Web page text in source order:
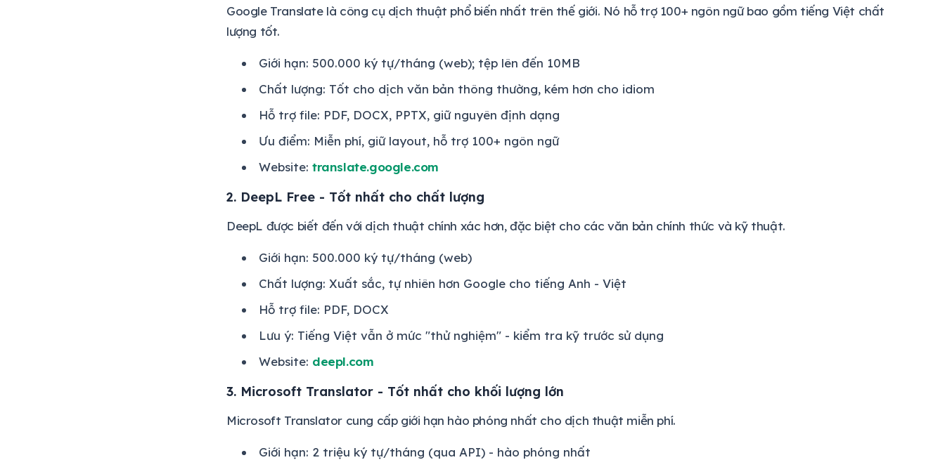
Google Translate là công cụ dịch thuật phổ biến nhất trên thế giới. Nó hỗ trợ 100+ ngôn ngữ bao gồm tiếng Việt chất
lượng tốt.
Giới hạn: 500.000 ký tự/tháng (web); tệp lên đến 10MB
Chất lượng: Tốt cho dịch văn bản thông thường, kém hơn cho idiom
Hỗ trợ file: PDF, DOCX, PPTX, giữ nguyên định dạng
Ưu điểm: Miễn phí, giữ layout, hỗ trợ 100+ ngôn ngữ
Website: translate.google.com
2. DeepL Free - Tốt nhất cho chất lượng
DeepL được biết đến với dịch thuật chính xác hơn, đặc biệt cho các văn bản chính thức và kỹ thuật.
Giới hạn: 500.000 ký tự/tháng (web)
Chất lượng: Xuất sắc, tự nhiên hơn Google cho tiếng Anh - Việt
Hỗ trợ file: PDF, DOCX
Lưu ý: Tiếng Việt vẫn ở mức "thử nghiệm" - kiểm tra kỹ trước sử dụng
Website: deepl.com
3. Microsoft Translator - Tốt nhất cho khối lượng lớn
Microsoft Translator cung cấp giới hạn hào phóng nhất cho dịch thuật miễn phí.
Giới hạn: 2 triệu ký tự/tháng (qua API) - hào phóng nhất